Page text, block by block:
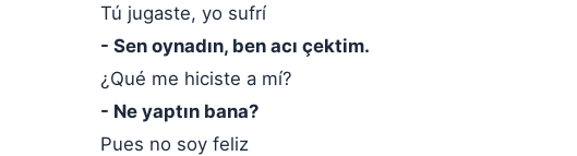
Tú jugaste, yo sufrí
- Sen oynadın, ben acı çektim.
¿Qué me hiciste a mí?
- Ne yaptın bana?
Pues no soy feliz